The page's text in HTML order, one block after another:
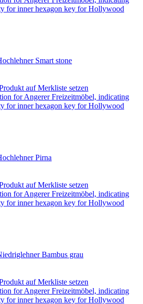
Smart stone
auf Merkliste setzen
Pirna
auf Merkliste setzen
Bambus grau
auf Merkliste setzen